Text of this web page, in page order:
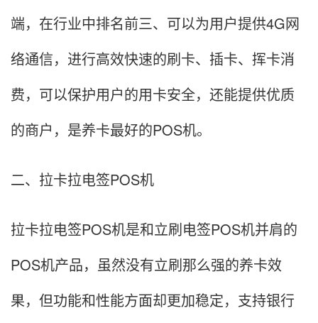
端，在行业中排名前三、可以为用户提供4G网
络通信，进行高效快速的刷卡、插卡、挥卡消
费，可以保护用户的用卡安全，还能提供优质
的商户，是养卡最好的POS机。
二、拉卡拉电签POS机
拉卡拉电签POS机是和立刷电签POS机并肩的
POS机产品，虽然没有立刷那么强的养卡效
果，但功能和性能方面却更加稳定，支持银行